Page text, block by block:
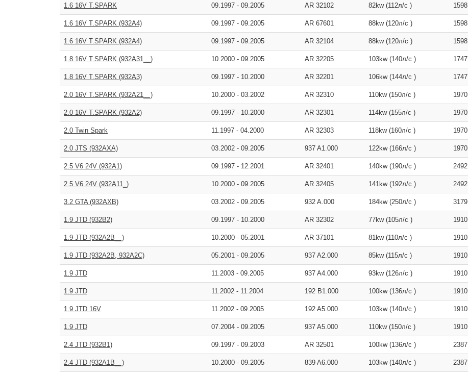
1.6 16V T.SPARK 09.1997 - 09.2005 AR 32102 82kw (112л/с ) 1598
1.6 16V T.SPARK (932A4) 09.1997 - 09.2005 AR 67601 88kw (120л/с ) 1598
1.6 16V T.SPARK (932A4) 09.1997 - 09.2005 AR 32104 88kw (120л/с ) 1598
1.8 16V T.SPARK (932A31__) 10.2000 - 09.2005 AR 32205 103kw (140л/с ) 1747
1.8 16V T.SPARK (932A3) 09.1997 - 10.2000 AR 32201 106kw (144л/с ) 1747
2.0 16V T.SPARK (932A21__) 10.2000 - 03.2002 AR 32310 110kw (150л/с ) 1970
2.0 16V T.SPARK (932A2) 09.1997 - 10.2000 AR 32301 114kw (155л/с ) 1970
2.0 Twin Spark 11.1997 - 04.2000 AR 32303 118kw (160л/с ) 1970
2.0 JTS (932AXA) 03.2002 - 09.2005 937 A1.000 122kw (166л/с ) 1970
2.5 V6 24V (932A1) 09.1997 - 12.2001 AR 32401 140kw (190л/с ) 2492
2.5 V6 24V (932A11_) 10.2000 - 09.2005 AR 32405 141kw (192л/с ) 2492
3.2 GTA (932AXB) 03.2002 - 09.2005 932 A.000 184kw (250л/с ) 3179
1.9 JTD (932B2) 09.1997 - 10.2000 AR 32302 77kw (105л/с ) 1910
1.9 JTD (932A2B__) 10.2000 - 05.2001 AR 37101 81kw (110л/с ) 1910
1.9 JTD (932A2B, 932A2C) 05.2001 - 09.2005 937 A2.000 85kw (115л/с ) 1910
1.9 JTD 11.2003 - 09.2005 937 A4.000 93kw (126л/с ) 1910
1.9 JTD 11.2002 - 11.2004 192 B1.000 100kw (136л/с ) 1910
1.9 JTD 16V 11.2002 - 09.2005 192 A5.000 103kw (140л/с ) 1910
1.9 JTD 07.2004 - 09.2005 937 A5.000 110kw (150л/с ) 1910
2.4 JTD (932B1) 09.1997 - 09.2003 AR 32501 100kw (136л/с ) 2387
2.4 JTD (932A1B__) 10.2000 - 09.2005 839 A6.000 103kw (140л/с ) 2387